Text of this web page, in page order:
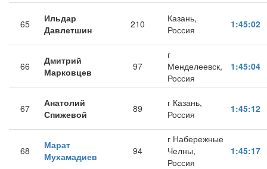
65
Ильдар
Давлетшин
210
Казань,
Россия
1:45:02
66
Дмитрий
Марковцев
97
г
Менделеевск,
Россия
1:45:04
67
Анатолий
Спижевой
89
г Казань,
Россия
1:45:12
68
Марат
Мухамадиев
94
г Набережные
Челны,
Россия
1:45:17